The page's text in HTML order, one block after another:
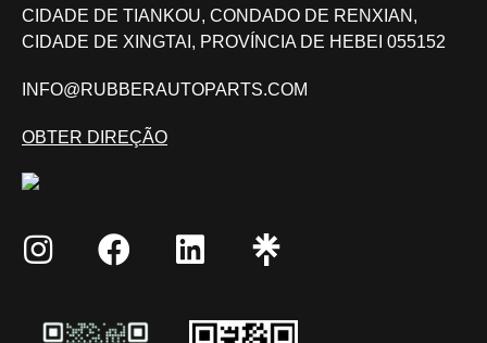
CIDADE DE TIANKOU, CONDADO DE RENXIAN,
CIDADE DE XINGTAI, PROVÍNCIA DE HEBEI 055152
INFO@RUBBERAUTOPARTS.COM
OBTER DIREÇÃO